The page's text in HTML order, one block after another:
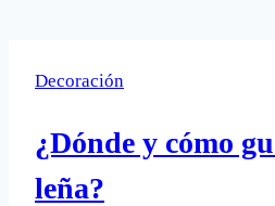
Decoración
¿Dónde y cómo
leña?